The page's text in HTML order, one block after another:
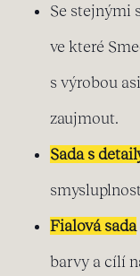
Se stejnými
ve které
s výrobou
zaujmout.
Sada s
Fialová sada
barvy a cílí